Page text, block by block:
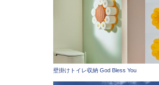
壁掛けトイレ収納 God Bless You